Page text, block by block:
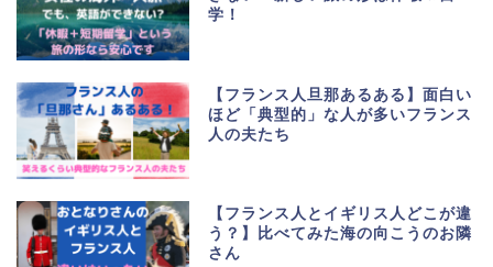
学！
【フランス人旦那あるある】面白い
ほど「典型的」な人が多いフランス
人の夫たち
【フランス人とイギリス人どこが違
う？】比べてみた海の向こうのお隣
さん